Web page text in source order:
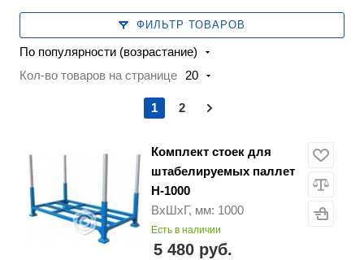
ФИЛЬТР ТОВАРОВ
По популярности (возрастание)
Кол-во товаров на странице
20
1 2
Комплект стоек для
штабелируемых паллет
H-1000
ВхШхГ, мм: 1000
Есть в наличии
5 480 руб.